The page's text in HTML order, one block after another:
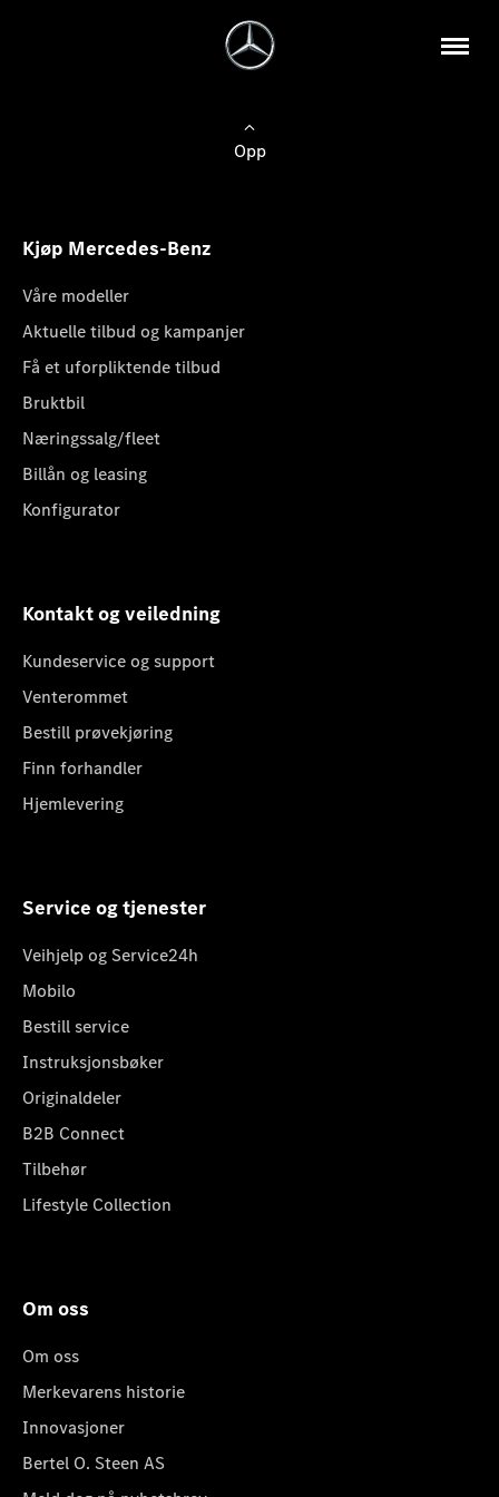
Opp
Kjøp Mercedes-Benz
Våre modeller
Aktuelle tilbud og kampanjer
Få et uforpliktende tilbud
Bruktbil
Næringssalg/fleet
Billån og leasing
Konfigurator
Kontakt og veiledning
Kundeservice og support
Venterommet
Bestill prøvekjøring
Finn forhandler
Hjemlevering
Service og tjenester
Veihjelp og Service24h
Mobilo
Bestill service
Instruksjonsbøker
Originaldeler
B2B Connect
Tilbehør
Lifestyle Collection
Om oss
Om oss
Merkevarens historie
Innovasjoner
Bertel O. Steen AS